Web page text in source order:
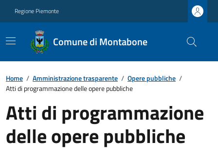
Regione Piemonte
Comune di Montabone
Home / Amministrazione trasparente / Opere pubbliche /
Atti di programmazione delle opere pubbliche
Atti di programmazione
delle opere pubbliche